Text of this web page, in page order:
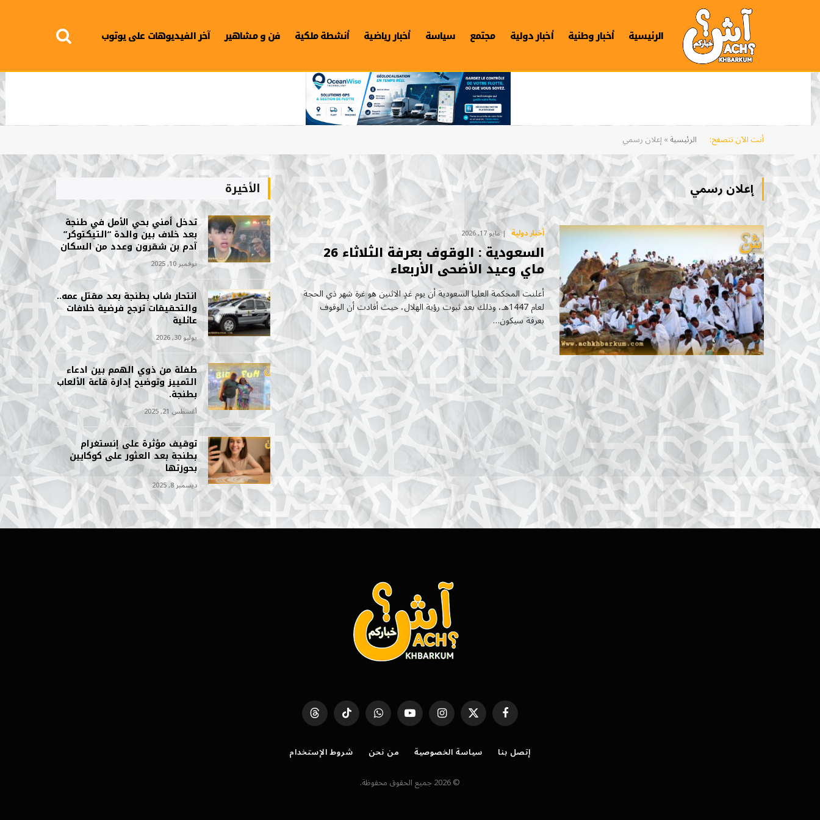
الرئيسية أخبار وطنية أخبار دولية مجتمع سياسة أخبار رياضية أنشطة ملكية فن و مشاهير آخر الفيديوهات على يوتوب
أنت الآن تتصفح: الرئيسية»إعلان رسمي
إعلان رسمي
أخبار دولية مايو 17, 2026
السعودية : الوقوف بعرفة الثلاثاء 26
ماي وعيد الأضحى الأربعاء
أعلنت المحكمة العليا السعودية أن يوم غدٍ الاثنين هو غرة شهر ذي الحجة
لعام 1447هـ، وذلك بعد ثبوت رؤية الهلال، حيث أفادت أن الوقوف
بعرفة سيكون…
الأخيرة
تدخل أمني بحي الأمل في طنجة
بعد خلاف بين والدة “التيكتوكر”
آدم بن شقرون وعدد من السكان
نوفمبر 10, 2025
انتحار شاب بطنجة بعد مقتل عمه..
والتحقيقات ترجح فرضية خلافات
عائلية
يوليو 30, 2026
طفلة من ذوي الهمم بين ادعاء
التمييز وتوضيح إدارة قاعة الألعاب
بطنجة.
أغسطس 21, 2025
توقيف مؤثرة على إنستغرام
بطنجة بعد العثور على كوكايين
بحوزتها
ديسمبر 8, 2025
فيسبوك X
(Twitter)
الانستغراميوتيوب واتساب تيكتوك Threads
إتصل بنا سياسة الخصوصية من نحن
شروط الإستخدام
© 2026 جميع الحقوق محفوظة.